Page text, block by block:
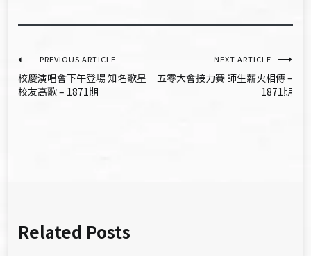
文
章
PREVIOUS ARTICLE
校慶演唱會下午登場 知名歌星
校友高歌 – 1871期
NEXT ARTICLE
五零大會接力賽 師生薪火相傳 –
1871期
Related Posts